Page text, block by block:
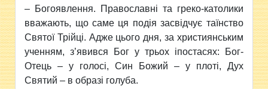
– Богоявлення. Православні та греко-католики
вважають, що саме ця подія засвідчує таїнство
Святої Трійці. Адже цього дня, за християнським
ученням, з’явився Бог у трьох іпостасях: Бог-
Отець – у голосі, Син Божий – у плоті, Дух
Святий – в образі голуба.